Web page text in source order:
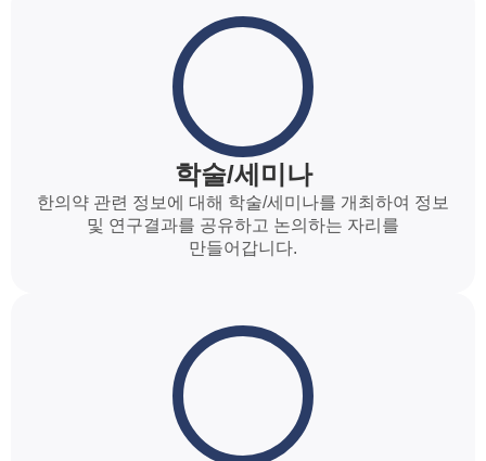
학술/세미나
한의약 관련 정보에 대해 학술/세미나를 개최하여 정보
및 연구결과를 공유하고 논의하는 자리를
만들어갑니다.